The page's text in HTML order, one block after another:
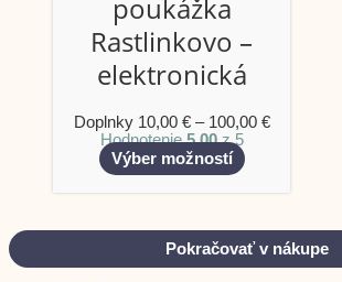
poukážka
Rastlinkovo –
elektronická
Doplnky 10,00 € – 100,00 €
Hodnotenie5.00z 5
Výber možností
Pokračovať v nákupe